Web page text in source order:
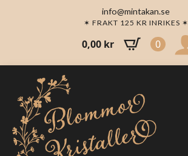
info@mintakan.se
✶ FRAKT 125 KR INRIKES ✶
0,00 kr 0